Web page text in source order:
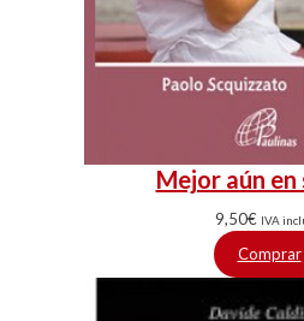
Mejor aún en
9,50€ IVA
Comprar